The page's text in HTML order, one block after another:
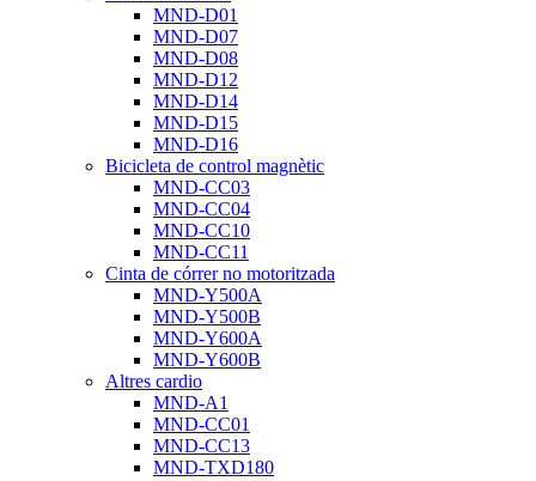
MND-D01
MND-D07
MND-D08
MND-D12
MND-D14
MND-D15
MND-D16
Bicicleta de control magnètic
MND-CC03
MND-CC04
MND-CC10
MND-CC11
Cinta de córrer no motoritzada
MND-Y500A
MND-Y500B
MND-Y600A
MND-Y600B
Altres cardio
MND-A1
MND-CC01
MND-CC13
MND-TXD180